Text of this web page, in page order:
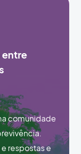
comunidade
respostas e